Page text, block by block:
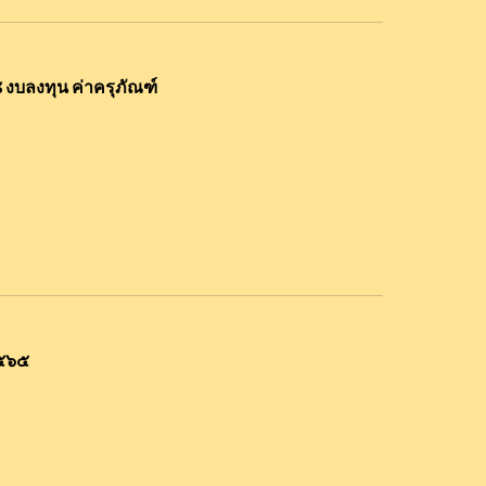
งบลงทุน ค่าครุภัณฑ์
๖๕